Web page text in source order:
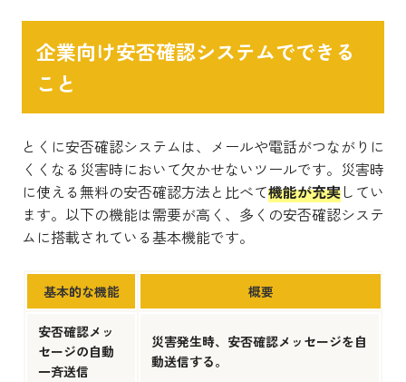
企業向け安否確認システムでできる
こと
とくに安否確認システムは、メールや電話がつながりに
くくなる災害時において欠かせないツールです。災害時
に使える無料の安否確認方法と比べて機能が充実してい
ます。以下の機能は需要が高く、多くの安否確認システ
ムに搭載されている基本機能です。
基本的な機能 概要
安否確認メッ
セージの自動
一斉送信
災害発生時、安否確認メッセージを自
動送信する。